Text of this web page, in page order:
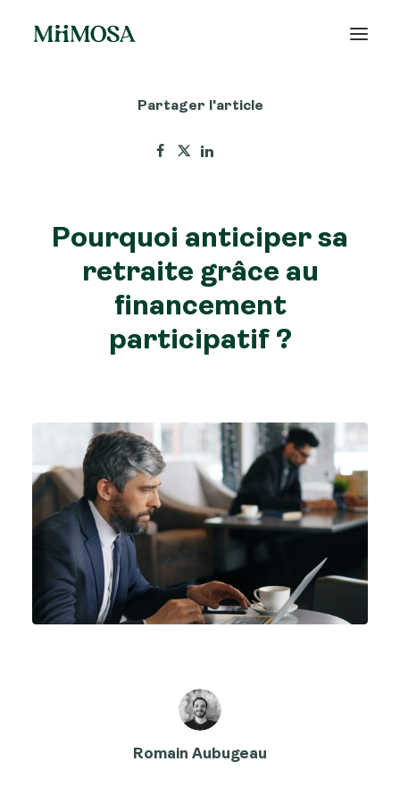
Découvrir MiiMOSA
Recherche
Partager l'article
Pourquoi anticiper sa
retraite grâce au
financement
participatif ?
Romain Aubugeau